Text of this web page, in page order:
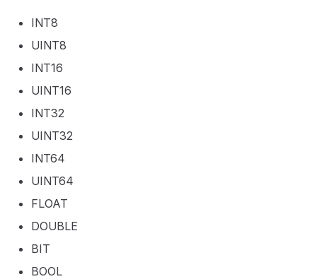
INT8
UINT8
INT16
UINT16
INT32
UINT32
INT64
UINT64
FLOAT
DOUBLE
BIT
BOOL